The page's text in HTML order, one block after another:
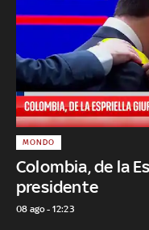
Colombia, de la
presidente
MONDO
08 ago - 12:23